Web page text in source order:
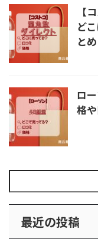
【
ど
とめ
ロ
格
最近の投稿